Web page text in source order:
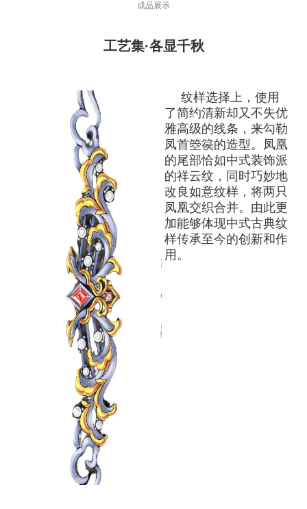
成品展示
工艺集·各显千秋
纹样选择上，使用
了简约清新却又不失优
雅高级的线条，来勾勒
凤首箜篌的造型。凤凰
的尾部恰如中式装饰派
的祥云纹，同时巧妙地
改良如意纹样，将两只
凤凰交织合并。由此更
加能够体现中式古典纹
样传承至今的创新和作
用。